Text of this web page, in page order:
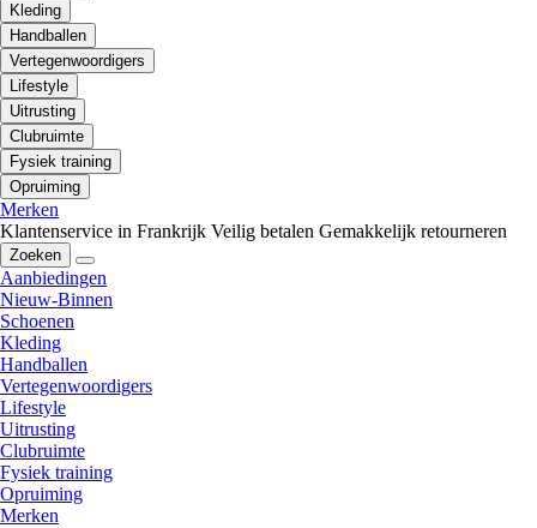
Kleding
Handballen
Vertegenwoordigers
Lifestyle
Uitrusting
Clubruimte
Fysiek training
Opruiming
Merken
Klantenservice in Frankrijk Veilig betalen Gemakkelijk retourneren
Zoeken
Aanbiedingen
Nieuw-Binnen
Schoenen
Kleding
Handballen
Vertegenwoordigers
Lifestyle
Uitrusting
Clubruimte
Fysiek training
Opruiming
Merken